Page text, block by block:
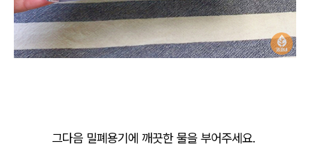
그다음 밀폐용기에 깨끗한 물을 부어주세요.